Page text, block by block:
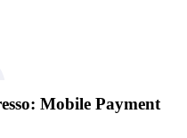
Mobile Payment